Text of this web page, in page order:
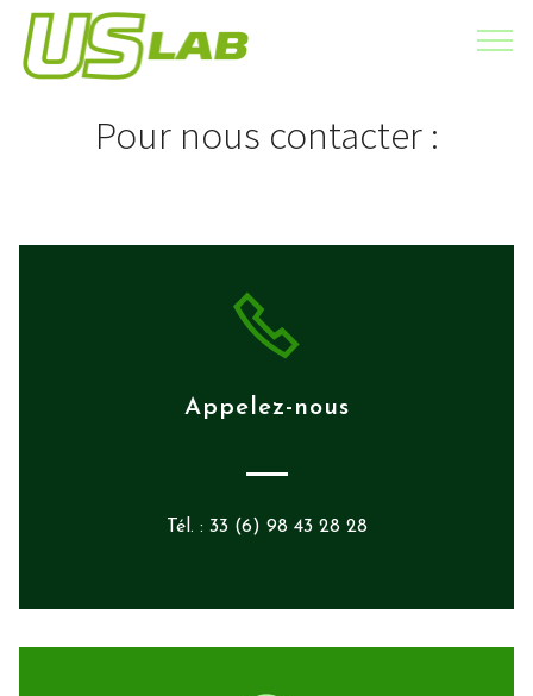
Pour nous contacter :
Appelez-nous
Tél. : 33 (6) 98 43 28 28